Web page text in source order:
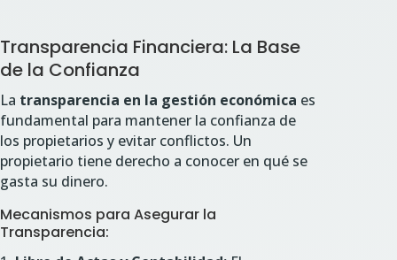
Transparencia Financiera: La Base
de la Confianza
La transparencia en la gestión económica es
fundamental para mantener la confianza de
los propietarios y evitar conflictos. Un
propietario tiene derecho a conocer en qué se
gasta su dinero.
Mecanismos para Asegurar la
Transparencia: